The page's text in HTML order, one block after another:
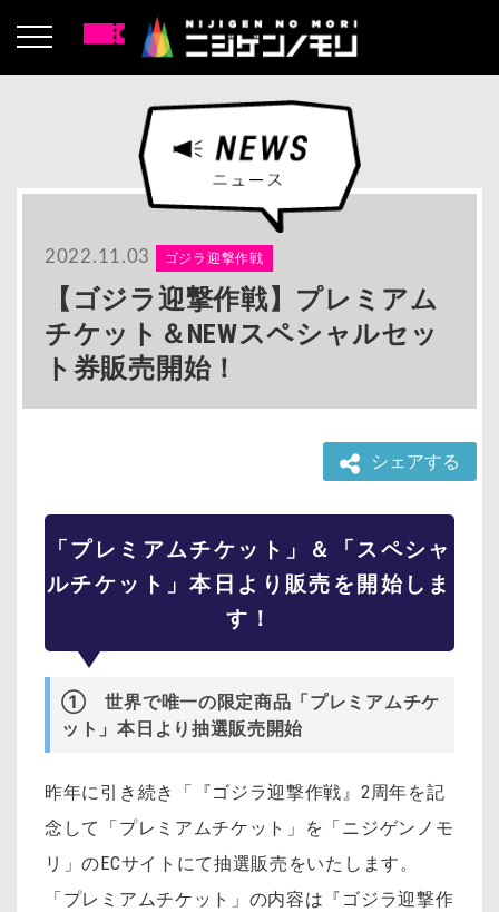
2022.11.03 ゴジラ迎撃作戦
【ゴジラ迎撃作戦】プレミアム
チケット＆NEWスペシャルセッ
ト券販売開始！
シェアする
「プレミアムチケット」＆「スペシャ
ルチケット」本日より販売を開始しま
す！
① 世界で唯一の限定商品「プレミアムチケ
ット」本日より抽選販売開始
昨年に引き続き「『ゴジラ迎撃作戦』2周年を記
念して「プレミアムチケット」を「ニジゲンノモ
リ」のECサイトにて抽選販売をいたします。
「プレミアムチケット」の内容は『ゴジラ迎撃作